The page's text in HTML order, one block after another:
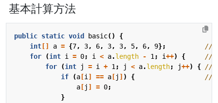
基本計算方法
public static void basic()
{
int [] a = {7, 3, 6, 3, 3, 5, 6, 9};
//
for
(int i = 0; i < a.length - 1 ; i++) {
//
for
(int j = i + 1 ; j < a.length; j++) { //
if
(a [i ] == a [j ] ) {
//
a [j ] = 0;
}